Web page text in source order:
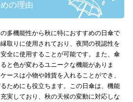
の理由
多機能性から秋に特におすすめの日傘で
取りに使用されており、夜間の視認性を
全に使用することが可能です。また、傘
と色が変わるユニークな機能がありま
ースは小物や雑貨を入れることができ 、
ためにも役立ちます。この日傘は、機能
実しており、秋の天候の変動に対応しな